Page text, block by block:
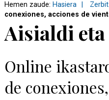
Hemen zaude: Hasiera
conexiones, acciones de
Aisialdi
Online
de